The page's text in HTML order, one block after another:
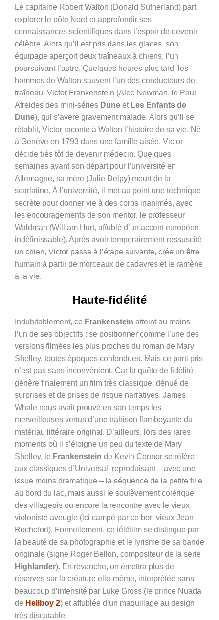
Le capitaine Robert Walton (Donald Sutherland) part
explorer le pôle Nord et approfondir ses
connaissances scientifiques dans l’espoir de devenir
célèbre. Alors qu’il est pris dans les glaces, son
équipage aperçoit deux traîneaux à chiens, l’un
poursuivant l’autre. Quelques heures plus tard, les
hommes de Walton sauvent l’un des conducteurs de
traîneau, Victor Frankenstein (Alec Newman, le Paul
Atreides des mini-séries Dune et Les Enfants de
Dune), qui s’avère gravement malade. Alors qu’il se
rétablit, Victor raconte à Walton l’histoire de sa vie. Né
à Genève en 1793 dans une famille aisée, Victor
décide très tôt de devenir médecin. Quelques
semaines avant son départ pour l’université en
Allemagne, sa mère (Julie Delpy) meurt de la
scarlatine. À l’université, il met au point une technique
secrète pour donner vie à des corps inanimés, avec
les encouragements de son mentor, le professeur
Waldman (William Hurt, affublé d’un accent européen
indéfinissable). Après avoir temporairement ressuscité
un chien, Victor passe à l’étape suivante, crée un être
humain à partir de morceaux de cadavres et le ramène
à la vie.
Haute-fidélité
Indubitablement, ce Frankenstein atteint au moins
l’un de ses objectifs : se positionner comme l’une des
versions filmées les plus proches du roman de Mary
Shelley, toutes époques confondues. Mais ce parti pris
n’est pas sans inconvénient. Car la quête de fidélité
génère finalement un film très classique, dénué de
surprises et de prises de risque narratives. James
Whale nous avait prouvé en son temps les
merveilleuses vertus d’une trahison flamboyante du
matériau littéraire original. D’ailleurs, lors des rares
moments où il s’éloigne un peu du texte de Mary
Shelley, le Frankenstein de Kevin Connor se réfère
aux classiques d’Universal, reproduisant – avec une
issue moins dramatique – la séquence de la petite fille
au bord du lac, mais aussi le soulèvement colérique
des villageois ou encore la rencontre avec le vieux
violoniste aveugle (ici campé par ce bon vieux Jean
Rochefort). Formellement, ce téléfilm se distingue par
la beauté de sa photographie et le lyrisme de sa bande
originale (signé Roger Bellon, compositeur de la série
Highlander). En revanche, on émettra plus de
réserves sur la créature elle-même, interprétée sans
beaucoup d’intensité par Luke Gross (le prince Nuada
de Hellboy 2) et affublée d’un maquillage au design
très discutable.